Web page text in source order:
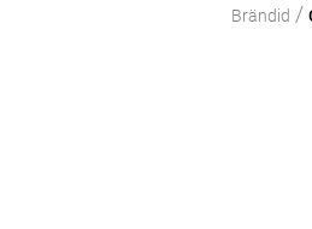
Brändid /